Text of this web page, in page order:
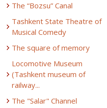
The “Bozsu” Canal
Tashkent State Theatre of
Musical Comedy
The square of memory
Locomotive Museum
(Tashkent museum of
railway...
The "Salar" Channel